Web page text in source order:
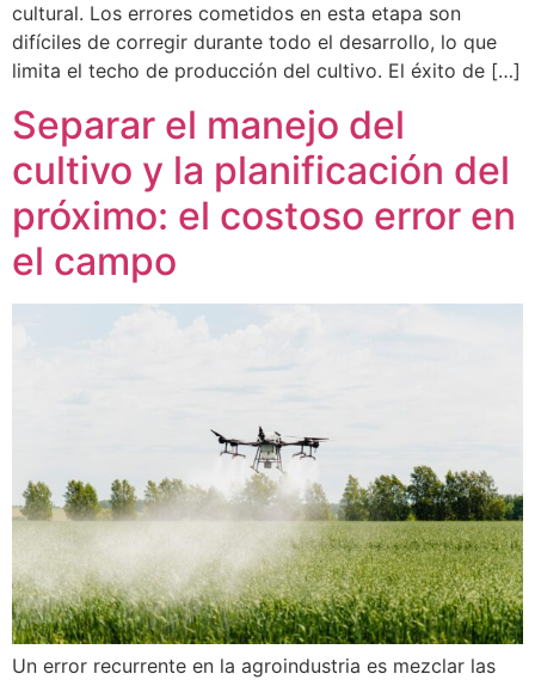
cultural. Los errores cometidos en esta etapa son
difíciles de corregir durante todo el desarrollo, lo que
limita el techo de producción del cultivo. El éxito de […]
Separar el manejo del
cultivo y la planificación del
próximo: el costoso error en
el campo
Un error recurrente en la agroindustria es mezclar las